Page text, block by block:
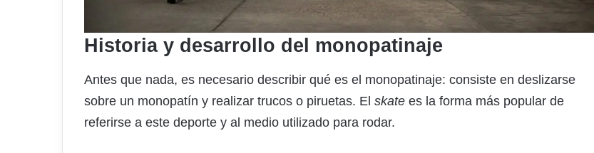
Historia y desarrollo del monopatinaje
Antes que nada, es necesario describir qué es el monopatinaje: consiste en deslizarse
sobre un monopatín y realizar trucos o piruetas. El skate es la forma más popular de
referirse a este deporte y al medio utilizado para rodar.